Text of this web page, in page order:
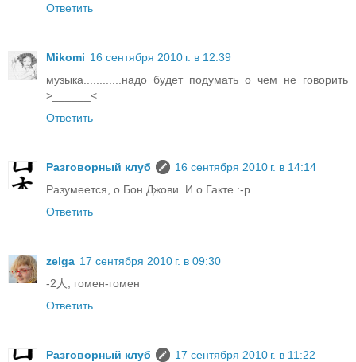
Ответить
Mikomi 16 сентября 2010 г. в 12:39
музыка............надо будет подумать о чем не говорить
>______<
Ответить
Разговорный клуб
16 сентября 2010 г. в 14:14
Разумеется, о Бон Джови. И о Гакте :-p
Ответить
zelga 17 сентября 2010 г. в 09:30
-2人, гомен-гомен
Ответить
Разговорный клуб
17 сентября 2010 г. в 11:22